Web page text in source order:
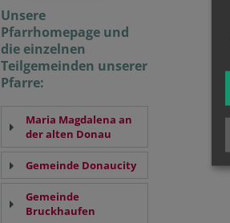
Unsere
Pfarrhomepage und
die einzelnen
Teilgemeinden unserer
Pfarre:
Maria Magdalena an
der alten Donau
Gemeinde Donaucity
Gemeinde
Bruckhaufen